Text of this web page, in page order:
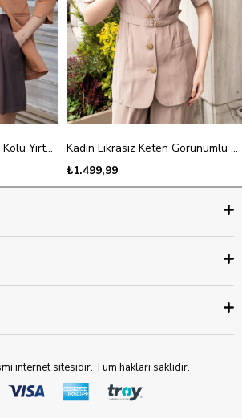
Hakim Yaka Flato Cepli Kolu Yırtmaçlı Uzun Blazer Pamuklu Likralı Kumaş Ceket-Tarçın
Kadın Likrasız Keten Görünümlü Kumaş Yakalı Flato Cepli Kısa Kol Blazer Ceket-Vizon
₺1.499,99
internet sitesidir. Tüm hakları saklıdır.